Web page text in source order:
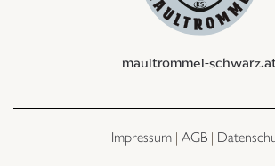
maultrommel-
Impressum | AGB |